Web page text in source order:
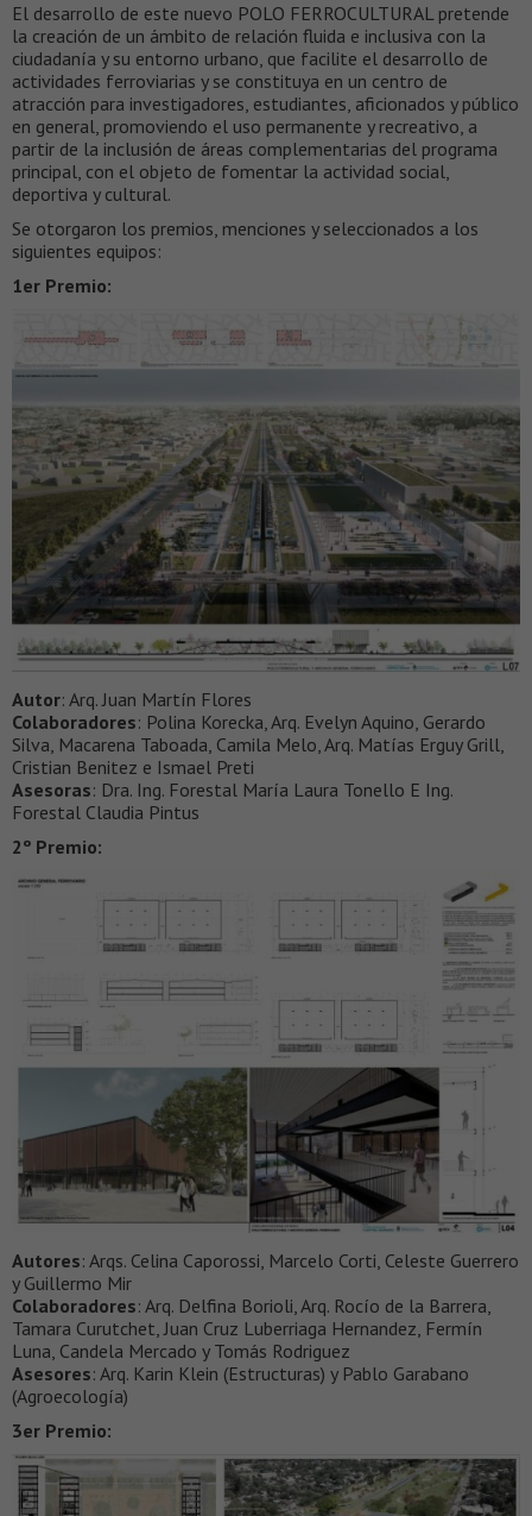
El desarrollo de este nuevo POLO FERROCULTURAL pretende
la creación de un ámbito de relación fluida e inclusiva con la
ciudadanía y su entorno urbano, que facilite el desarrollo de
actividades ferroviarias y se constituya en un centro de
atracción para investigadores, estudiantes, aficionados y público
en general, promoviendo el uso permanente y recreativo, a
partir de la inclusión de áreas complementarias del programa
principal, con el objeto de fomentar la actividad social,
deportiva y cultural.
Se otorgaron los premios, menciones y seleccionados a los
siguientes equipos:
1er Premio:
Autor: Arq. Juan Martín Flores
Colaboradores: Polina Korecka, Arq. Evelyn Aquino, Gerardo
Silva, Macarena Taboada, Camila Melo, Arq. Matías Erguy Grill,
Cristian Benitez e Ismael Preti
Asesoras: Dra. Ing. Forestal María Laura Tonello E Ing.
Forestal Claudia Pintus
2º Premio:
Autores: Arqs. Celina Caporossi, Marcelo Corti, Celeste Guerrero
y Guillermo Mir
Colaboradores: Arq. Delfina Borioli, Arq. Rocío de la Barrera,
Tamara Curutchet, Juan Cruz Luberriaga Hernandez, Fermín
Luna, Candela Mercado y Tomás Rodriguez
Asesores: Arq. Karin Klein (Estructuras) y Pablo Garabano
(Agroecología)
3er Premio: